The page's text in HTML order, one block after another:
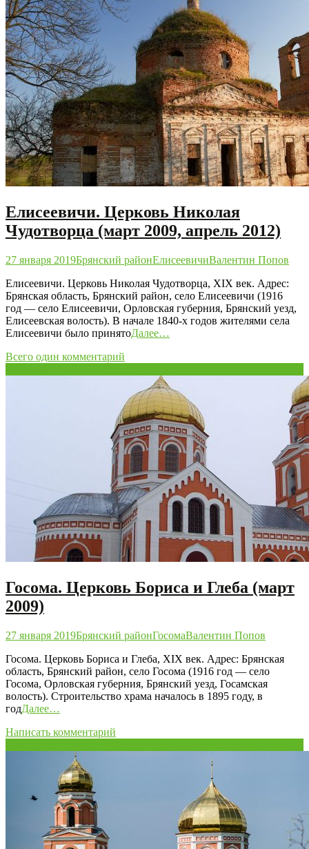
Елисеевичи. Церковь Николая
Чудотворца (март 2009, апрель 2012)
27 января 2019Брянский районЕлисеевичиВалентин Попов
Елисеевичи. Церковь Николая Чудотворца, XIX век. Адрес:
Брянская область, Брянский район, село Елисеевичи (1916
год — село Елисеевичи, Орловская губерния, Брянский уезд,
Елисеевская волость). В начале 1840-х годов жителями села
Елисеевичи было принятоДалее…
Всего один комментарий
Госома. Церковь Бориса и Глеба (март
2009)
27 января 2019Брянский районГосомаВалентин Попов
Госома. Церковь Бориса и Глеба, XIX век. Адрес: Брянская
область, Брянский район, село Госома (1916 год — село
Госома, Орловская губерния, Брянский уезд, Госамская
волость). Строительство храма началось в 1895 году, в
годДалее…
Написать комментарий